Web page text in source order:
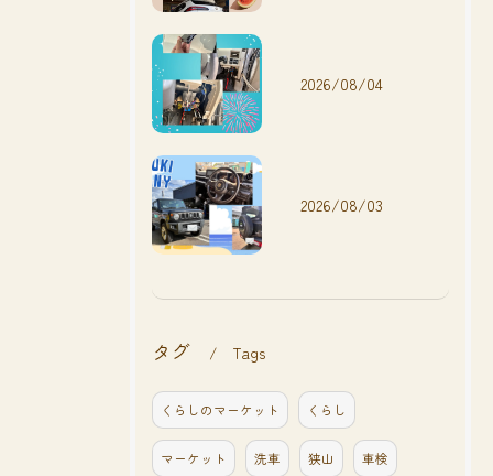
2026/08/04
2026/08/03
タグ Tags
くらしのマーケット くらし
マーケット 洗車 狭山 車検